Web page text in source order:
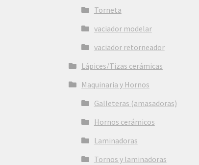
Torneta
vaciador modelar
vaciador retorneador
Lápices/Tizas cerámicas
Maquinaria y Hornos
Galleteras (amasadoras)
Hornos cerámicos
Laminadoras
Tornos y laminadoras